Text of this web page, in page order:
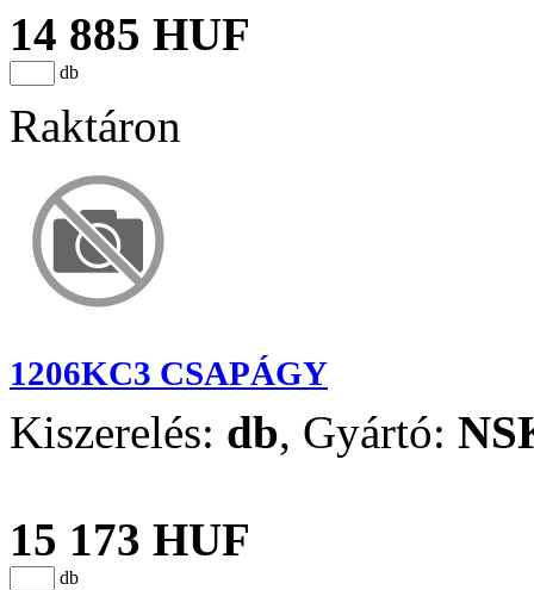
14 885 HUF
db
Raktáron
1206KC3 CSAPÁGY
Kiszerelés: db, Gyártó:
15 173 HUF
db